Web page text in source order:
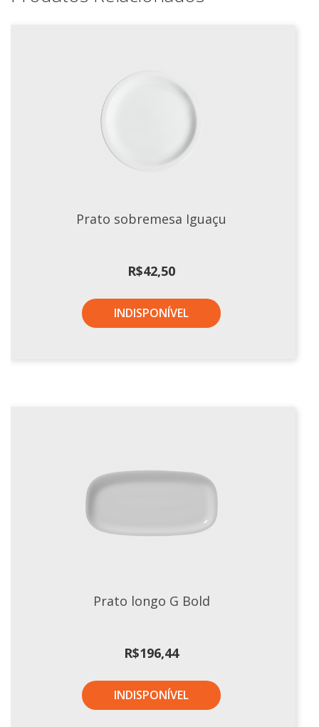
Prato sobremesa Iguaçu
R$42,50
INDISPONÍVEL
Prato longo G Bold
R$196,44
INDISPONÍVEL